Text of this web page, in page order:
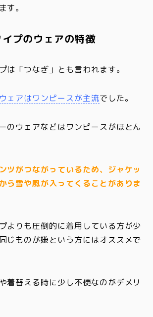
す。
プのウェアの特徴
は「つなぎ」とも言われます。
ェアはワンピースが主流でした。
のウェアなどはワンピースがほとん
ツがつながっているため、ジャケッ
ら雪や風が入ってくることがありま
よりも圧倒的に着用している方が少
じものが嫌という方にはオススメで
着替える時に少し不便なのがデメリ